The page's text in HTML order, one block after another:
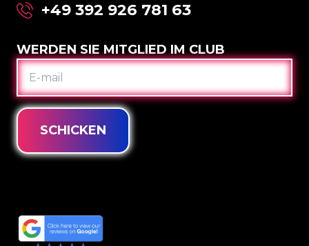
+49 392 926 781 63
WERDEN SIE MITGLIED IM CLUB
E-
MAIL
SCHICKEN